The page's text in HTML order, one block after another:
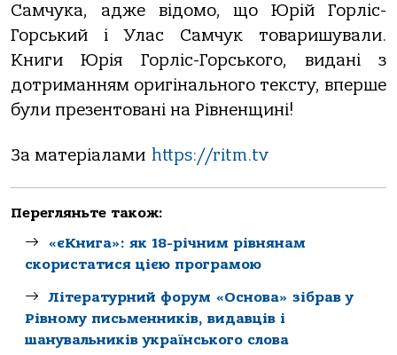
Самчука, адже відомо, що Юрій Горліс-
Горський і Улас Самчук товаришували.
Книги Юрія Горліс-Горського, видані з
дотриманням оригінального тексту, вперше
були презентовані на Рівненщині!
За матеріалами https://ritm.tv
Перегляньте також:
«єКнига»: як 18-річним рівнянам
скористатися цією програмою
Літературний форум «Основа» зібрав у
Рівному письменників, видавців і
шанувальників українського слова